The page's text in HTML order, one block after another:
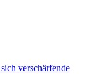
verschärfende